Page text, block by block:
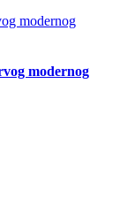
modernog